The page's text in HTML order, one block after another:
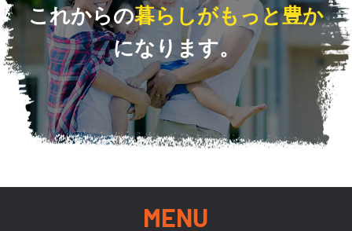
これからの暮らしがもっと豊か
になります。